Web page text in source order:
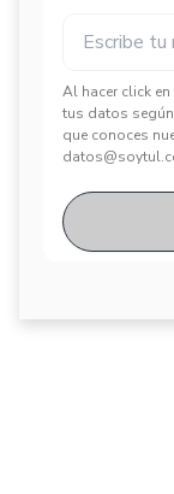
Al hacer click
tus datos
que conoces